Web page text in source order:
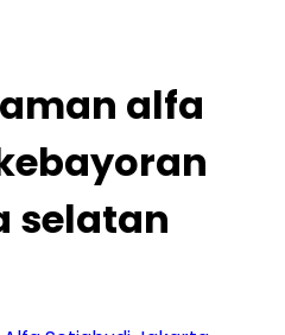
alfa
selatan